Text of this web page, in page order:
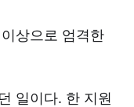
상으로 엄격한
일이다. 한 지원